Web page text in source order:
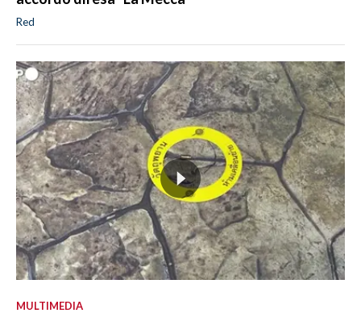
Red
MULTIMEDIA